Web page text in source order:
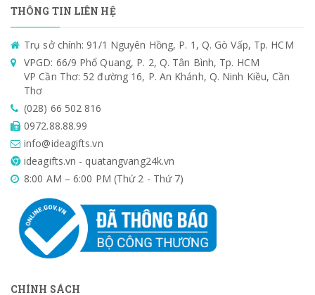
THÔNG TIN LIÊN HỆ
Trụ sở chính: 91/1 Nguyên Hồng, P. 1, Q. Gò Vấp, Tp. HCM
VPGD: 66/9 Phổ Quang, P. 2, Q. Tân Bình, Tp. HCM
VP Cần Thơ: 52 đường 16, P. An Khánh, Q. Ninh Kiều, Cần
Thơ
(028) 66 502 816
0972.88.88.99
info@ideagifts.vn
ideagifts.vn - quatangvang24k.vn
8:00 AM – 6:00 PM (Thứ 2 - Thứ 7)
CHÍNH SÁCH